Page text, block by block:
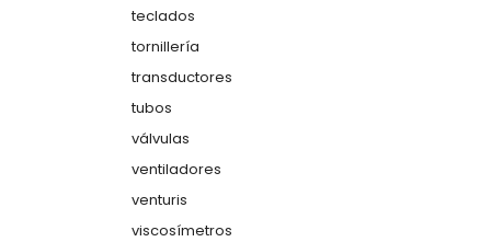
teclados
tornillería
transductores
tubos
válvulas
ventiladores
venturis
viscosímetros